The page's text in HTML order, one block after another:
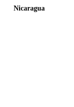
Nicaragua